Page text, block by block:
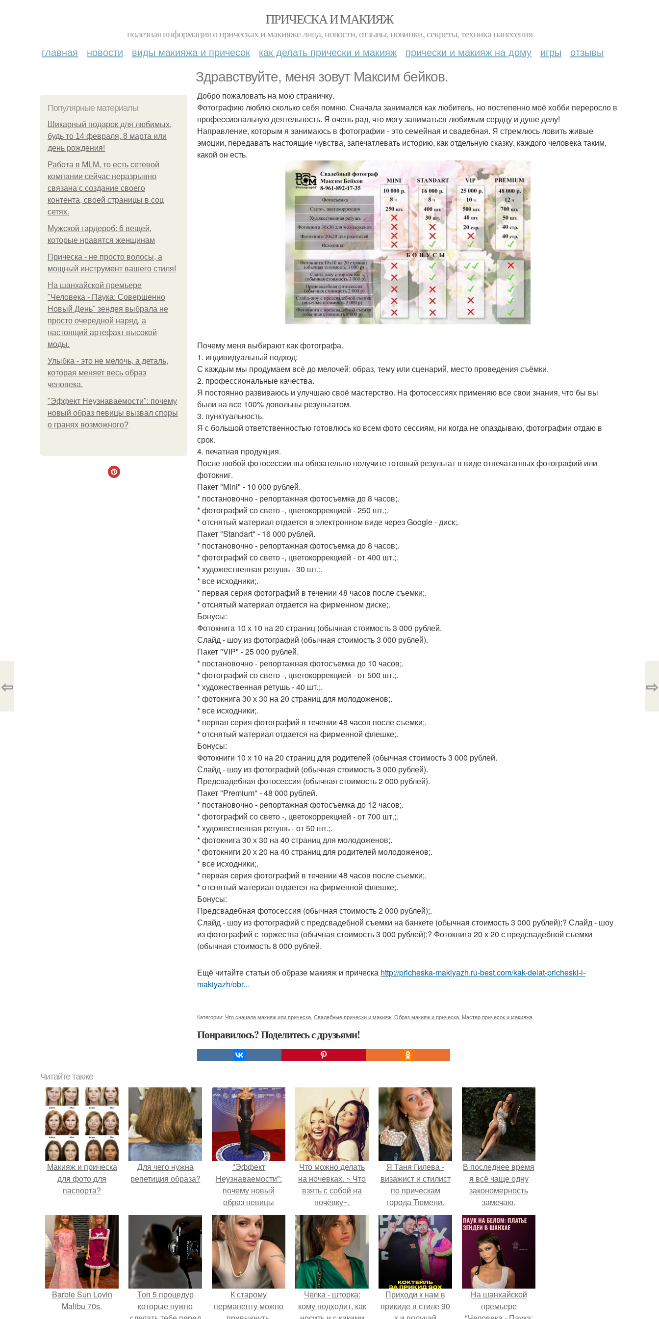
ПРИЧЕСКА И МАКИЯЖ
полезная информация о прическах и макияже лица, новости, отзывы, новинки, секреты, техника нанесения
главная новости виды макияжа и причесок как делать прически и макияж прически и макияж на дому игры отзывы
Здравствуйте, меня зовут Максим бейков.
Популярные материалы
Шикарный подарок для любимых,
будь то 14 февраля, 8 марта или
день рождения!
Работа в MLM, то есть сетевой
компании сейчас неразрывно
связана с создание своего
контента, своей страницы в соц
сетях.
Мужской гардероб: 6 вещей,
которые нравятся женщинам
Прическа - не просто волосы, а
мощный инструмент вашего стиля!
На шанхайской премьере
"Человека - Паука: Совершенно
Новый День" зендея выбрала не
просто очередной наряд, а
настоящий артефакт высокой
моды.
Улыбка - это не мелочь, а деталь,
которая меняет весь образ
человека.
"Эффект Неузнаваемости": почему
новый образ певицы вызвал споры
о гранях возможного?
Добро пожаловать на мою страничку.
Фотографию люблю сколько себя помню. Сначала занимался как любитель, но постепенно моё хобби переросло в
профессиональную деятельность. Я очень рад, что могу заниматься любимым сердцу и душе делу!
Направление, которым я занимаюсь в фотографии - это семейная и свадебная. Я стремлюсь ловить живые
эмоции, передавать настоящие чувства, запечатлевать историю, как отдельную сказку, каждого человека таким,
какой он есть.
Почему меня выбирают как фотографа.
1. индивидуальный подход:
С каждым мы продумаем всё до мелочей: образ, тему или сценарий, место проведения съёмки.
2. профессиональные качества.
Я постоянно развиваюсь и улучшаю своё мастерство. На фотосессиях применяю все свои знания, что бы вы
были на все 100% довольны результатом.
3. пунктуальность.
Я с большой ответственностью готовлюсь ко всем фото сессиям, ни когда не опаздываю, фотографии отдаю в
срок.
4. печатная продукция.
После любой фотосессии вы обязательно получите готовый результат в виде отпечатанных фотографий или
фотокниг.
Пакет "Mini" - 10 000 рублей.
* постановочно - репортажная фотосъемка до 8 часов;.
* фотографий со свето -, цветокоррекцией - 250 шт.;.
* отснятый материал отдается в электронном виде через Google - диск;.
Пакет "Standart" - 16 000 рублей.
* постановочно - репортажная фотосъемка до 8 часов;.
* фотографий со свето -, цветокоррекцией - от 400 шт.;.
* художественная ретушь - 30 шт.;.
* все исходники;.
* первая серия фотографий в течении 48 часов после съемки;.
* отснятый материал отдается на фирменном диске;.
Бонусы:
Фотокнига 10 х 10 на 20 страниц (обычная стоимость 3 000 рублей.
Слайд - шоу из фотографий (обычная стоимость 3 000 рублей).
Пакет "VIP" - 25 000 рублей.
* постановочно - репортажная фотосъемка до 10 часов;.
* фотографий со свето -, цветокоррекцией - от 500 шт.;.
* художественная ретушь - 40 шт.;.
* фотокнига 30 х 30 на 20 страниц для молодоженов;.
* все исходники;.
* первая серия фотографий в течении 48 часов после съемки;.
* отснятый материал отдается на фирменной флешке;.
Бонусы:
Фотокниги 10 х 10 на 20 страниц для родителей (обычная стоимость 3 000 рублей.
Слайд - шоу из фотографий (обычная стоимость 3 000 рублей).
Предсвадебная фотосессия (обычная стоимость 2 000 рублей).
Пакет "Premium" - 48 000 рублей.
* постановочно - репортажная фотосъемка до 12 часов;.
* фотографий со свето -, цветокоррекцией - от 700 шт.;.
* художественная ретушь - от 50 шт.;.
* фотокнига 30 х 30 на 40 страниц для молодоженов;.
* фотокниги 20 х 20 на 40 страниц для родителей молодоженов;.
* все исходники;.
* первая серия фотографий в течении 48 часов после съемки;.
* отснятый материал отдается на фирменной флешке;.
Бонусы:
Предсвадебная фотосессия (обычная стоимость 2 000 рублей);.
Слайд - шоу из фотографий с предсвадебной съемки на банкете (обычная стоимость 3 000 рублей);? Слайд - шоу
из фотографий с торжества (обычная стоимость 3 000 рублей);? Фотокнига 20 х 20 с предсвадебной съемки
(обычная стоимость 8 000 рублей.
Ещё читайте статьи об образе макияж и прическа http://pricheska-makiyazh.ru-best.com/kak-delat-pricheski-i-
makiyazh/obr...
Категории: Что сначала макияж или прическа Свадебные прически и макияж Образ макияж и прическа Мастер причесок и макияжа
Понравилось? Поделитесь с друзьями!
⇦ ⇨
Читайте также
Макияж и прическа
для фото для
паспорта?
Для чего нужна
репетиция образа?
"Эффект
Неузнаваемости":
почему новый
образ певицы
вызвал споры о
гранях
возможного?
Что можно делать
на ночевках. ~ Что
взять с собой на
ночёвку~.
Я Таня Гилева -
визажист и стилист
по прическам
города Тюмени.
В последнее время
я всё чаще одну
закономерность
замечаю.
Barbie Sun Lovin
Malibu 70s.
Топ 5 процедур
которые нужно
К старому
перманенту можно
Челка - шторка:
кому подходит, как
Приходи к нам в
прикиде в стиле 90
На шанхайской
премьере